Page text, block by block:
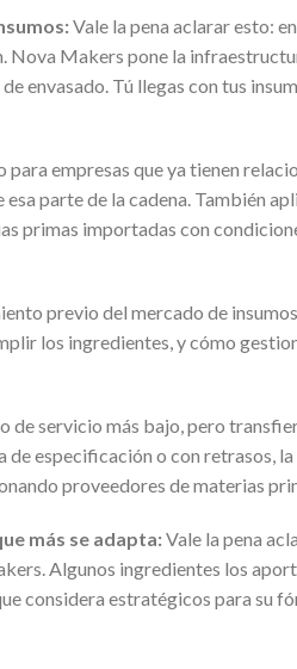
Vale la pena aclarar esto:
Makers pone la
envasado. Tú llegas con tus
empresas que ya tienen
parte de la cadena. También
primas importadas con
previo del mercado de
los ingredientes, y cómo
de servicio más bajo, pero
especificación o con retrasos,
proveedores de materias
más se adapta:Vale la pena
Algunos ingredientes los
considera estratégicos para su